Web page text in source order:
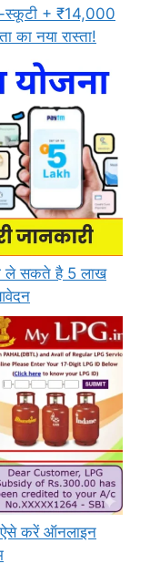
स्कूटी + ₹14,000
का नया रास्ता!
ले सकते है 5 लाख
करें ऑनलाइन